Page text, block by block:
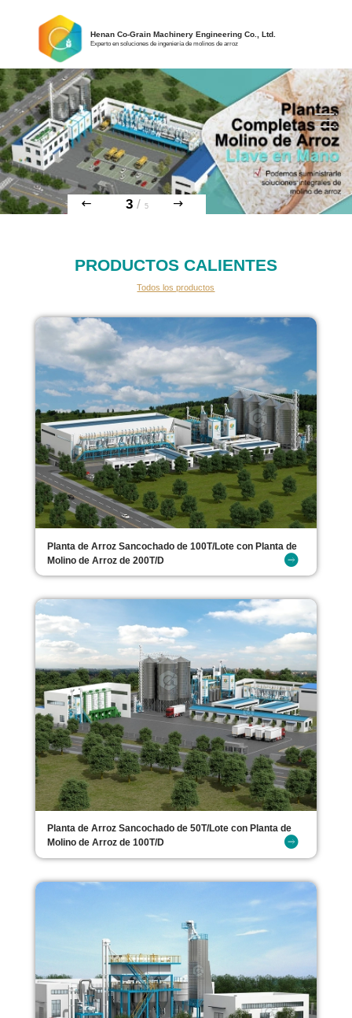
Henan Co-Grain Machinery Engineering Co., Ltd.
Experto en soluciones de ingeniería de molinos de arroz
3/ 5
PRODUCTOS CALIENTES
Todos los productos
Planta de Arroz Sancochado de 100T/Lote con Planta de
Molino de Arroz de 200T/D
Planta de Arroz Sancochado de 50T/Lote con Planta de
Molino de Arroz de 100T/D